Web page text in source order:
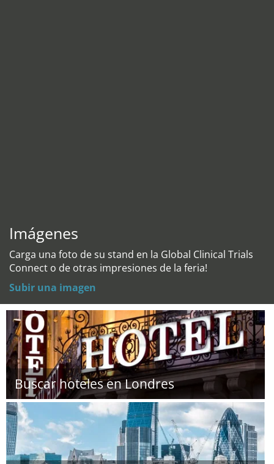
Imágenes
Carga una foto de su stand en la Global Clinical Trials
Connect o de otras impresiones de la feria!
Subir una imagen
Buscar hoteles en Londres